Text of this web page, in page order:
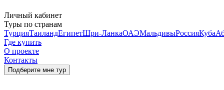
Личный кабинет
Туры по странам
ТурцияТаиландЕгипетШри-ЛанкаОАЭМальдивыРоссияКуба
Где купить
О проекте
Контакты
Подберите мне тур